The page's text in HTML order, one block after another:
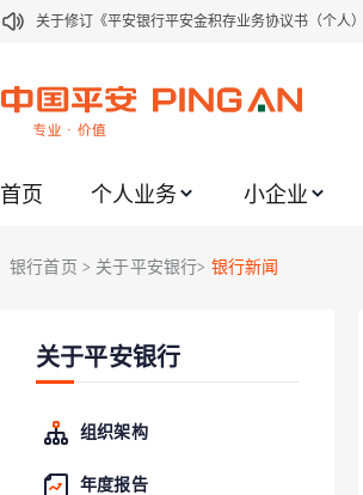
关于修订《平安银行平安金积存业务协议书（个人
关于2021年劳动节期间代理贵金属业务风险提示的
关于加强代理贵金属业务风险防范的提示
关于进一步加强代理贵金属业务风险防范的提示
关于平安银行电子版信用卡更名为平安银行数字信用
首页 个人业务 小企业
银行首页 > 关于平安银行> 银行新闻
关于平安银行
组织架构
年度报告